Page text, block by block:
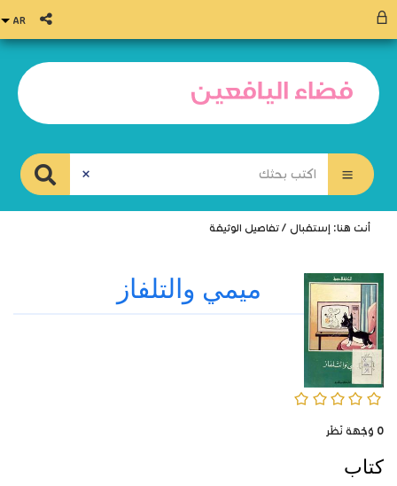
أنت هنا: إستقبال / تفاصيل الوثيقة
0/5
0 وُجْهَة نَظَر
ميمي والتلفاز
كتاب